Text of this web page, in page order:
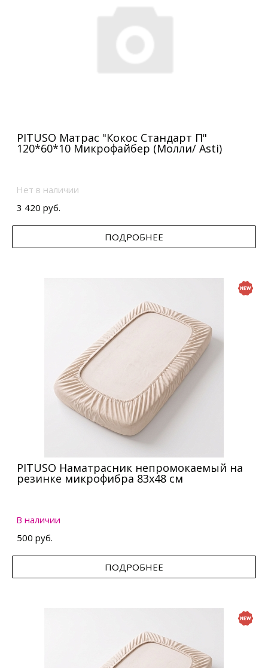
PITUSO Матрас "Кокос Стандарт П"
120*60*10 Микрофайбер (Молли/ Asti)
Нет в наличии
3 420 руб.
ПОДРОБНЕЕ
PITUSO Наматрасник непромокаемый на
резинке микрофибра 83х48 см
В наличии
500 руб.
ПОДРОБНЕЕ